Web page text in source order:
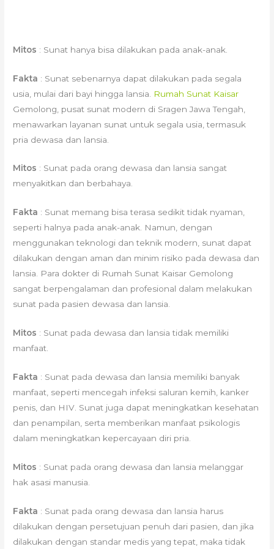
Mitos : Sunat hanya bisa dilakukan pada anak-anak.
Fakta : Sunat sebenarnya dapat dilakukan pada segala
usia, mulai dari bayi hingga lansia.
Rumah Sunat Kaisar
Gemolong, pusat sunat modern di Sragen Jawa Tengah,
menawarkan layanan sunat untuk segala usia, termasuk
pria dewasa dan lansia.
Mitos : Sunat pada orang dewasa dan lansia sangat
menyakitkan dan berbahaya.
Fakta : Sunat memang bisa terasa sedikit tidak nyaman,
seperti halnya pada anak-anak. Namun, dengan
menggunakan teknologi dan teknik modern, sunat dapat
dilakukan dengan aman dan minim risiko pada dewasa dan
lansia. Para dokter di Rumah Sunat Kaisar Gemolong
sangat berpengalaman dan profesional dalam melakukan
sunat pada pasien dewasa dan lansia.
Mitos : Sunat pada dewasa dan lansia tidak memiliki
manfaat.
Fakta : Sunat pada dewasa dan lansia memiliki banyak
manfaat, seperti mencegah infeksi saluran kemih, kanker
penis, dan HIV. Sunat juga dapat meningkatkan kesehatan
dan penampilan, serta memberikan manfaat psikologis
dalam meningkatkan kepercayaan diri pria.
Mitos : Sunat pada orang dewasa dan lansia melanggar
hak asasi manusia.
Fakta : Sunat pada orang dewasa dan lansia harus
dilakukan dengan persetujuan penuh dari pasien, dan jika
dilakukan dengan standar medis yang tepat, maka tidak